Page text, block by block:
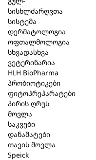
სისხლძარღვთა
სისტემა
დერმატოლოგია
ოფთალმოლოგია
სხვადასხვა
ვეტერინარია
HLH BioPharma
პრობიოტიკები
ფიტოპრეპარატები
პირის ღრუს
მოვლა
საკვები
დანამატები
თავის მოვლა
Speick
მომორდიკა
compositum
კატეგორია:Heel
სისტემა
მოკლე აღწერა
ფარმაკოლოგიური
ჰომეოპათიური